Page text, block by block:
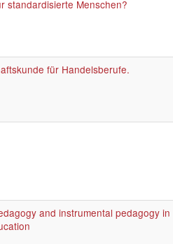
standardisierte Menschen?
für Handelsberufe.
and instrumental pedagogy in